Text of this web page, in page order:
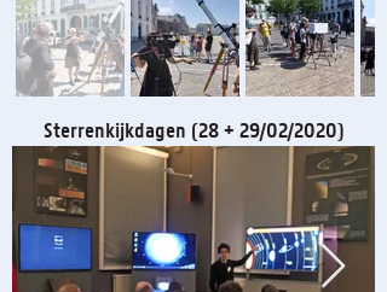
Sterrenkijkdagen (28 + 29/02/2020)